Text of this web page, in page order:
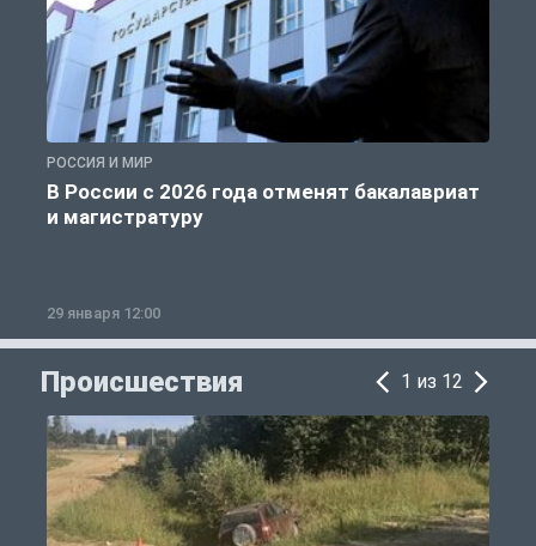
РОССИЯ И МИР
В России с 2026 года отменят бакалавриат
и магистратуру
29 января 12:00
Происшествия 1 из 12